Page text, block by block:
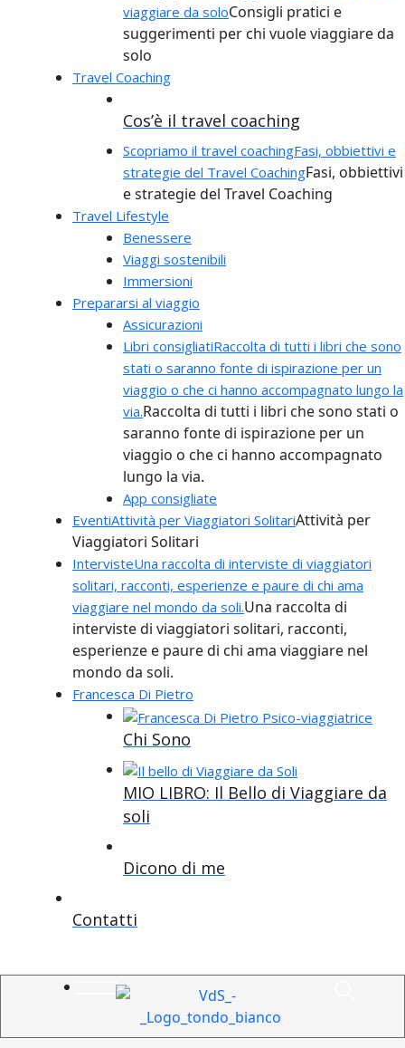
viaggiare da soloConsigli pratici e
suggerimenti per chi vuole viaggiare da
solo
Travel Coaching
Cos’è il travel coaching
Scopriamo il travel coachingFasi, obbiettivi e
strategie del Travel CoachingFasi, obbiettivi
e strategie del Travel Coaching
Travel Lifestyle
Benessere
Viaggi sostenibili
Immersioni
Prepararsi al viaggio
Assicurazioni
Libri consigliatiRaccolta di tutti i libri che sono
stati o saranno fonte di ispirazione per un
viaggio o che ci hanno accompagnato lungo la
via.Raccolta di tutti i libri che sono stati o
saranno fonte di ispirazione per un
viaggio o che ci hanno accompagnato
lungo la via.
App consigliate
EventiAttività per Viaggiatori SolitariAttività per
Viaggiatori Solitari
IntervisteUna raccolta di interviste di viaggiatori
solitari, racconti, esperienze e paure di chi ama
viaggiare nel mondo da soli.Una raccolta di
interviste di viaggiatori solitari, racconti,
esperienze e paure di chi ama viaggiare nel
mondo da soli.
Francesca Di Pietro
Chi Sono
MIO LIBRO: Il Bello di Viaggiare da
soli
Dicono di me
Contatti